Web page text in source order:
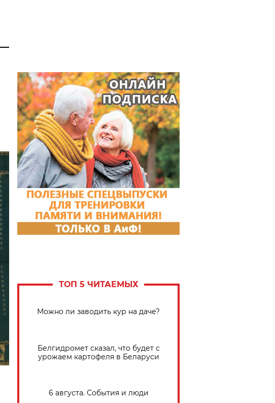
ТОП 5 ЧИТАЕМЫХ
Можно ли заводить кур на даче?
Белгидромет сказал, что будет с
урожаем картофеля в Беларуси
6 августа. События и люди